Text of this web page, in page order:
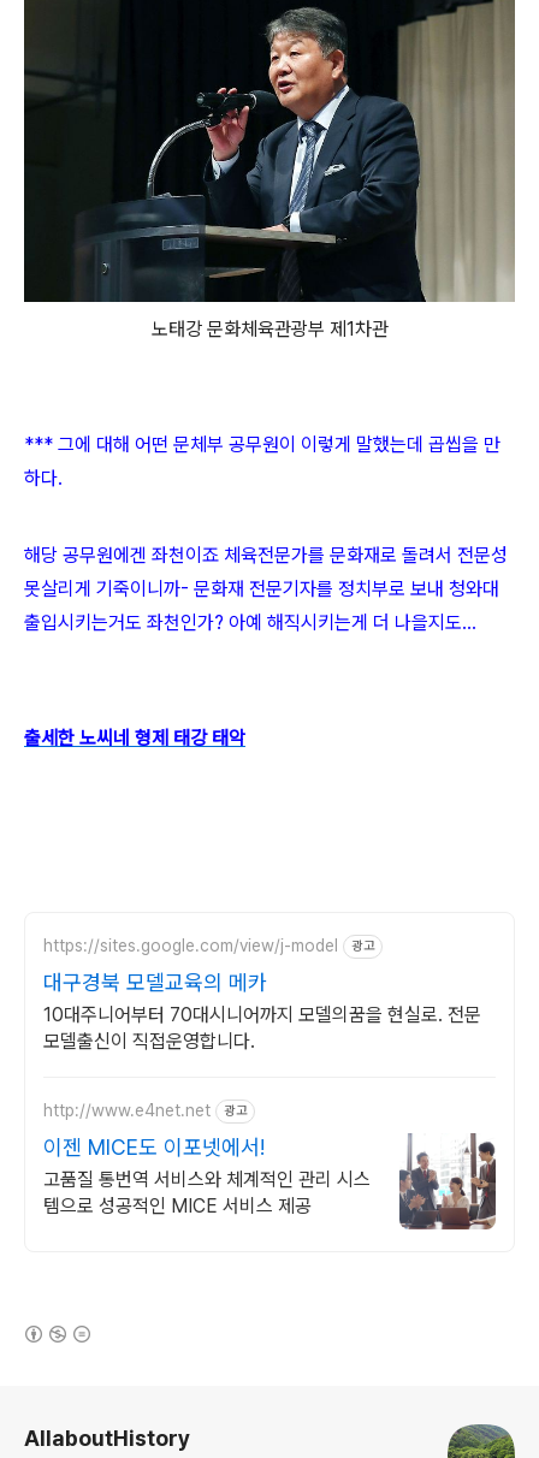
노태강 문화체육관광부 제1차관
*** 그에 대해 어떤 문체부 공무원이 이렇게 말했는데 곱씹을 만
하다.
해당 공무원에겐 좌천이죠 체육전문가를 문화재로 돌려서 전문성
못살리게 기죽이니까- 문화재 전문기자를 정치부로 보내 청와대
출입시키는거도 좌천인가? 아예 해직시키는게 더 나을지도...
출세한 노씨네 형제 태강 태악
https://sites.google.com/view/j-model 광고
대구경북 모델교육의 메카
10대주니어부터 70대시니어까지 모델의꿈을 현실로. 전문
모델출신이 직접운영합니다.
http://www.e4net.net 광고
이젠 MICE도 이포넷에서!
고품질 통번역 서비스와 체계적인 관리 시스
템으로 성공적인 MICE 서비스 제공
AllaboutHistory